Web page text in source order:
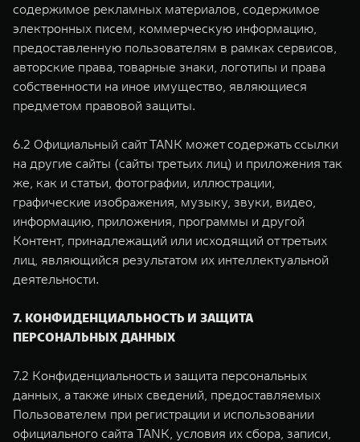
содержимое рекламных материалов, содержимое
электронных писем, коммерческую информацию,
предоставленную пользователям в рамках сервисов,
авторские права, товарные знаки, логотипы и права
собственности на иное имущество, являющиеся
предметом правовой защиты.
6.2 Официальный сайт TANK может содержать ссылки
на другие сайты (сайты третьих лиц) и приложения так
же, как и статьи, фотографии, иллюстрации,
графические изображения, музыку, звуки, видео,
информацию, приложения, программы и другой
Контент, принадлежащий или исходящий от третьих
лиц, являющийся результатом их интеллектуальной
деятельности.
7. КОНФИДЕНЦИАЛЬНОСТЬ И ЗАЩИТА
ПЕРСОНАЛЬНЫХ ДАННЫХ
7.2 Конфиденциальность и защита персональных
данных, а также иных сведений, предоставляемых
Пользователем при регистрации и использовании
официального сайта TANK, условия их сбора, записи,